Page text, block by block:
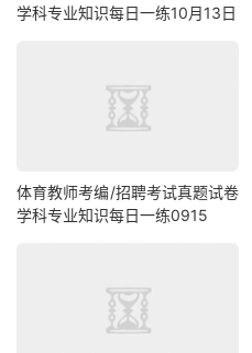
学科专业知识每日一练10月13日
体育教师考编/招聘考试真题试卷
学科专业知识每日一练0915